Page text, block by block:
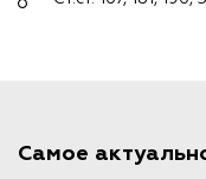
Самое